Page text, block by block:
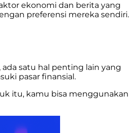
ekonomi dan berita yang
preferensi mereka sendiri.
satu hal penting lain yang
pasar finansial.
itu, kamu bisa menggunakan